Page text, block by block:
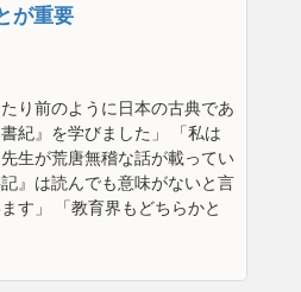
が重要
り前のように日本の古典であ
紀』を学びました」 「私は
生が荒唐無稽な話が載ってい
』は読んでも意味がないと言
す」 「教育界もどちらかと